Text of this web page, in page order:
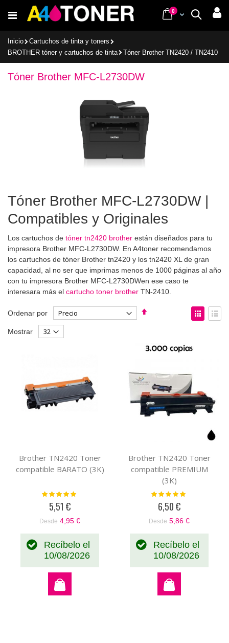
al
Buscar
Cart
0items
Inicio
Cartuchos de tinta y toners
BROTHER tóner y cartuchos de tinta
Tóner Brother TN2420 / TN2410
Tóner Brother MFC-L2730DW
Tóner Brother MFC-L2730DW |
Compatibles y Originales
Los cartuchos de tóner tn2420 brother están diseñados para tu
impresora Brother MFC-L2730DW. En A4toner recomendamos
los cartuchos de tóner Brother tn2420 y los tn2420 XL de gran
capacidad, al no ser que imprimas menos de 1000 páginas al año
con tu impresora Brother MFC-L2730DWen ese caso te
interesara más el cartucho toner brother TN-2410.
Ordenar por
Fijar
Ver
como
Mostrar
Brother TN2420 Toner
compatible BARATO (3K)
Valoración:
5,51 €
Desde 4,95 €
Recíbelo el
10/08/2026
Brother TN2420 Toner
compatible PREMIUM
(3K)
Valoración:
6,50 €
Desde 5,86 €
Recíbelo el
10/08/2026